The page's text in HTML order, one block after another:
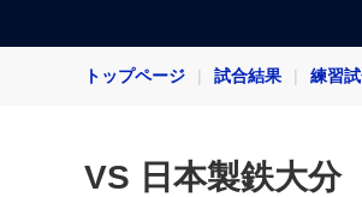
トップページ 試合結果 練習
VS 日本製鉄大分